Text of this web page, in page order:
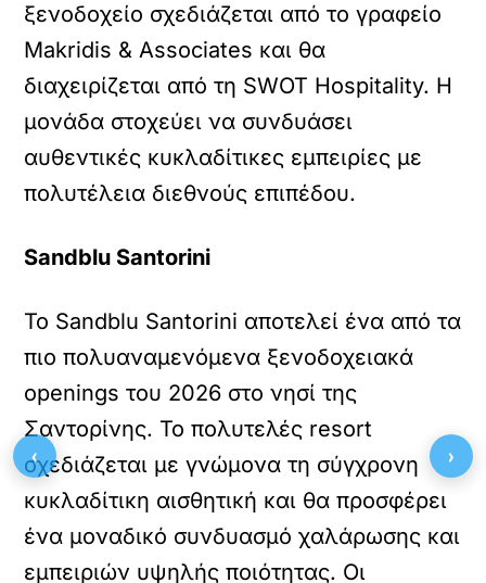
ξενοδοχείο σχεδιάζεται από το γραφείο
Makridis & Associates και θα
διαχειρίζεται από τη SWOT Hospitality. Η
μονάδα στοχεύει να συνδυάσει
αυθεντικές κυκλαδίτικες εμπειρίες με
πολυτέλεια διεθνούς επιπέδου.
Sandblu Santorini
Το Sandblu Santorini αποτελεί ένα από τα
πιο πολυαναμενόμενα ξενοδοχειακά
openings του 2026 στο νησί της
Σαντορίνης. Το πολυτελές resort
σχεδιάζεται με γνώμονα τη σύγχρονη
κυκλαδίτικη αισθητική και θα προσφέρει
ένα μοναδικό συνδυασμό χαλάρωσης και
εμπειριών υψηλής ποιότητας. Οι
‹ ›